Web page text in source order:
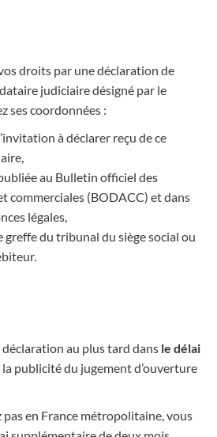
droits par une déclaration de
judiciaire désigné par le
ses coordonnées :
à déclarer reçu de ce
au Bulletin officiel des
commerciales (BODACC) et dans
légales,
du tribunal du siège social ou
au plus tard dans le délai
publicité du jugement d’ouverture
pas en France métropolitaine, vous